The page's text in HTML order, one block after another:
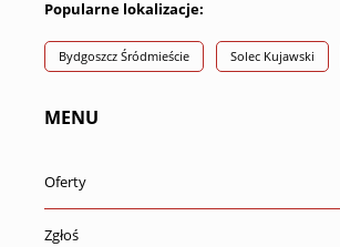
Popularne lokalizacje:
Bydgoszcz Śródmieście Solec Kujawski
MENU
Oferty
Zgłoś